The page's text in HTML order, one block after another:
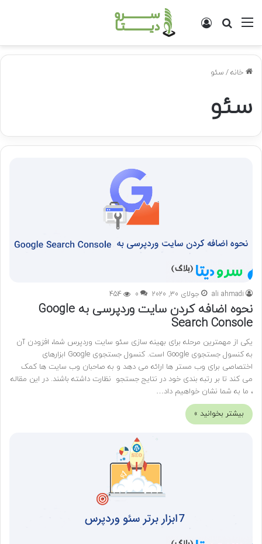
منو
جستجو
خانه/ سئو
سئو
ali ahmadi جولای 30, 2020 0
454
نحوه اضافه کردن سایت وردپرسی به Google
Search Console
یکی از مهمترین مرحله برای بهینه سازی سئو سایت وردپرس شما، افزودن آن
به کنسول جستجوی Google است. کنسول جستجوی Google ابزارهای
اختصاصی برای وب مستر ها ارائه می دهد و به صاحبان وب سایت ها کمک
می کند تا بر رتبه بندی خود در نتایج جستجو نظارت داشته باشند. در این مقاله
، ما به شما نشان خواهیم داد…
بیشتر بخوانید »